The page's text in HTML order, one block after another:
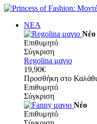
ΝΕΑ
Νέο
Επιθυμητό
Σύγκριση
Regolina μαγιο
19,90€
Προσθήκη στο Καλάθι
Επιθυμητό
Σύγκριση
Νέο
Επιθυμητό